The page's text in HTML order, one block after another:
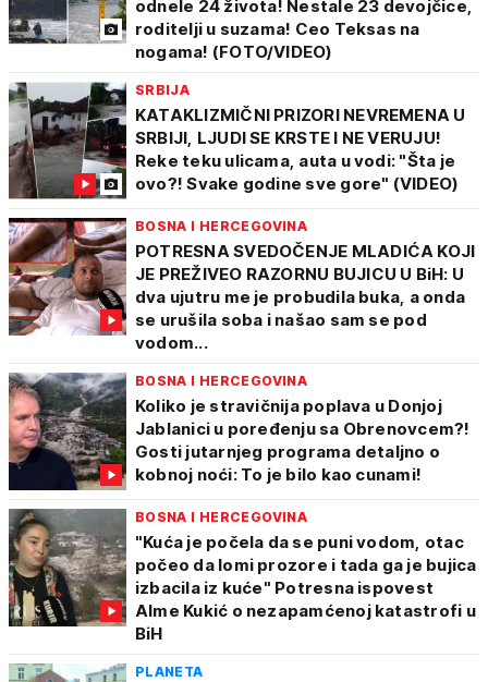
odnele 24 života! Nestale 23 devojčice,
roditelji u suzama! Ceo Teksas na
nogama! (FOTO/VIDEO)
SRBIJA
KATAKLIZMIČNI PRIZORI NEVREMENA U
SRBIJI, LJUDI SE KRSTE I NE VERUJU!
Reke teku ulicama, auta u vodi: "Šta je
ovo?! Svake godine sve gore" (VIDEO)
BOSNA I HERCEGOVINA
POTRESNA SVEDOČENJE MLADIĆA KOJI
JE PREŽIVEO RAZORNU BUJICU U BiH: U
dva ujutru me je probudila buka, a onda
se urušila soba i našao sam se pod
vodom...
BOSNA I HERCEGOVINA
Koliko je stravičnija poplava u Donjoj
Jablanici u poređenju sa Obrenovcem?!
Gosti jutarnjeg programa detaljno o
kobnoj noći: To je bilo kao cunami!
BOSNA I HERCEGOVINA
"Kuća je počela da se puni vodom, otac
počeo da lomi prozore i tada ga je bujica
izbacila iz kuće" Potresna ispovest
Alme Kukić o nezapamćenoj katastrofi u
BiH
PLANETA